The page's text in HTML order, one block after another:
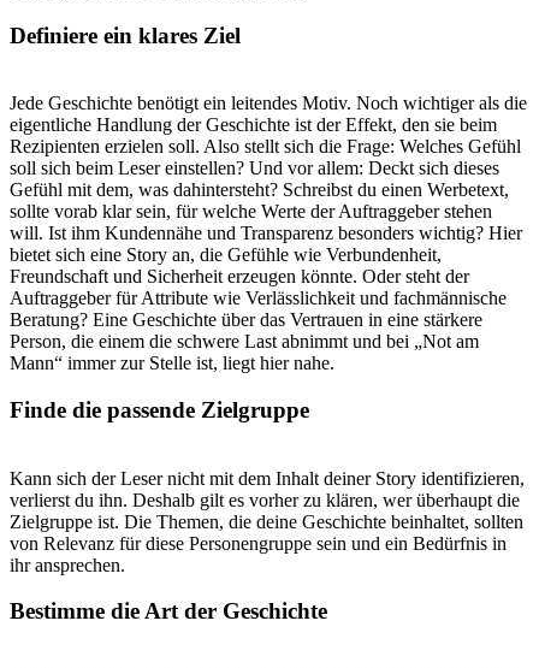
Definiere ein klares Ziel
Jede Geschichte benötigt ein leitendes Motiv. Noch wichtiger als die
eigentliche Handlung der Geschichte ist der Effekt, den sie beim
Rezipienten erzielen soll. Also stellt sich die Frage: Welches Gefühl
soll sich beim Leser einstellen? Und vor allem: Deckt sich dieses
Gefühl mit dem, was dahintersteht? Schreibst du einen Werbetext,
sollte vorab klar sein, für welche Werte der Auftraggeber stehen
will. Ist ihm Kundennähe und Transparenz besonders wichtig? Hier
bietet sich eine Story an, die Gefühle wie Verbundenheit,
Freundschaft und Sicherheit erzeugen könnte. Oder steht der
Auftraggeber für Attribute wie Verlässlichkeit und fachmännische
Beratung? Eine Geschichte über das Vertrauen in eine stärkere
Person, die einem die schwere Last abnimmt und bei „Not am
Mann“ immer zur Stelle ist, liegt hier nahe.
Finde die passende Zielgruppe
Kann sich der Leser nicht mit dem Inhalt deiner Story identifizieren,
verlierst du ihn. Deshalb gilt es vorher zu klären, wer überhaupt die
Zielgruppe ist. Die Themen, die deine Geschichte beinhaltet, sollten
von Relevanz für diese Personengruppe sein und ein Bedürfnis in
ihr ansprechen.
Bestimme die Art der Geschichte